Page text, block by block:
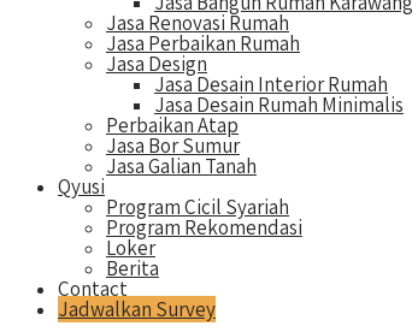
Jasa Renovasi Rumah
Jasa Perbaikan Rumah
Jasa Design
Jasa Desain Interior Rumah
Jasa Desain Rumah Minimalis
Perbaikan Atap
Jasa Bor Sumur
Jasa Galian Tanah
Qyusi
Program Cicil Syariah
Program Rekomendasi
Loker
Berita
Contact
Jadwalkan Survey